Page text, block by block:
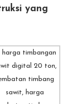
yang